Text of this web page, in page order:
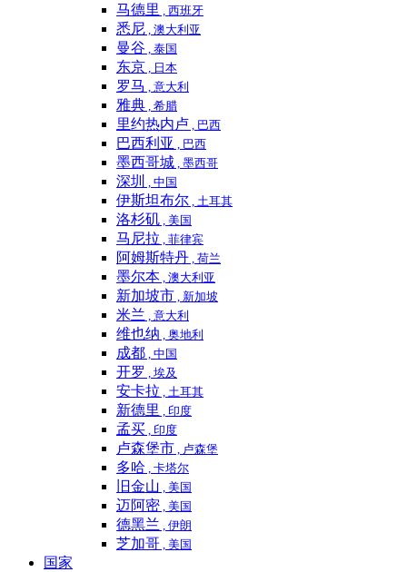
马德里 , 西班牙
悉尼 , 澳大利亚
曼谷 , 泰国
东京 , 日本
罗马 , 意大利
雅典 , 希腊
里约热内卢 , 巴西
巴西利亚 , 巴西
墨西哥城 , 墨西哥
深圳 , 中国
伊斯坦布尔 , 土耳其
洛杉矶 , 美国
马尼拉 , 菲律宾
阿姆斯特丹 , 荷兰
墨尔本 , 澳大利亚
新加坡市 , 新加坡
米兰 , 意大利
维也纳 , 奥地利
成都 , 中国
开罗 , 埃及
安卡拉 , 土耳其
新德里 , 印度
孟买 , 印度
卢森堡市 , 卢森堡
多哈 , 卡塔尔
旧金山 , 美国
迈阿密 , 美国
德黑兰 , 伊朗
芝加哥 , 美国
国家